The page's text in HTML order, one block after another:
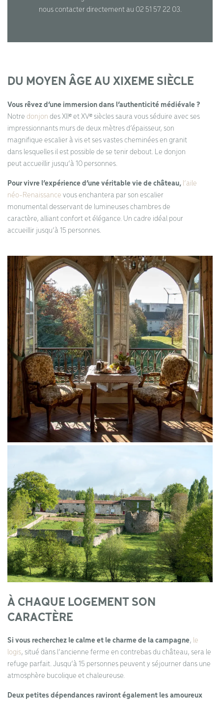
nous contacter directement au 02 51 57 22 03.
DU MOYEN ÂGE AU XIXEME SIÈCLE
Vous rêvez d’une immersion dans l’authenticité médiévale ?
Notre donjon des XIIᵉ et XVᵉ siècles saura vous séduire avec ses
impressionnants murs de deux mètres d’épaisseur, son
magnifique escalier à vis et ses vastes cheminées en granit
dans lesquelles il est possible de se tenir debout. Le donjon
peut accueillir jusqu’à 10 personnes.
Pour vivre l’expérience d’une véritable vie de château, l’aile
néo-Renaissance vous enchantera par son escalier
monumental desservant de lumineuses chambres de
caractère, alliant confort et élégance. Un cadre idéal pour
accueillir jusqu’à 15 personnes.
À CHAQUE LOGEMENT SON
CARACTÈRE
Si vous recherchez le calme et le charme de la campagne, le
logis, situé dans l’ancienne ferme en contrebas du château, sera le
refuge parfait. Jusqu’à 15 personnes peuvent y séjourner dans une
atmosphère bucolique et chaleureuse.
Deux petites dépendances raviront également les amoureux